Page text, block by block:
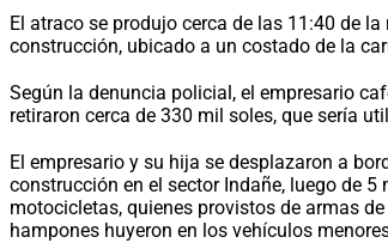
El atraco se produjo cerca de las 11:40 de
construcción, ubicado a un costado de la
Según la denuncia policial, el empresario
retiraron cerca de 330 mil soles, que sería
El empresario y su hija se desplazaron a
construcción en el sector Indañe, luego de
motocicletas, quienes provistos de armas
hampones huyeron en los vehículos